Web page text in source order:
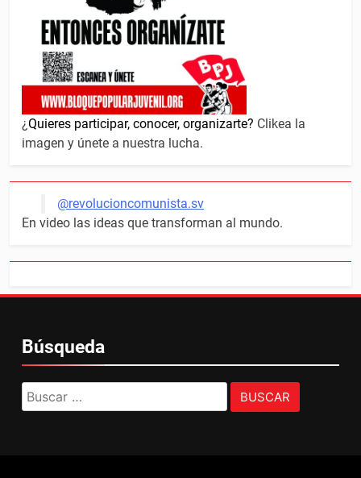
¿Quieres participar, conocer, organizarte? Clikea la
imagen y únete a nuestra lucha.
@revolucioncomunista.sv
En video las ideas que transforman al mundo.
Búsqueda
Buscar: